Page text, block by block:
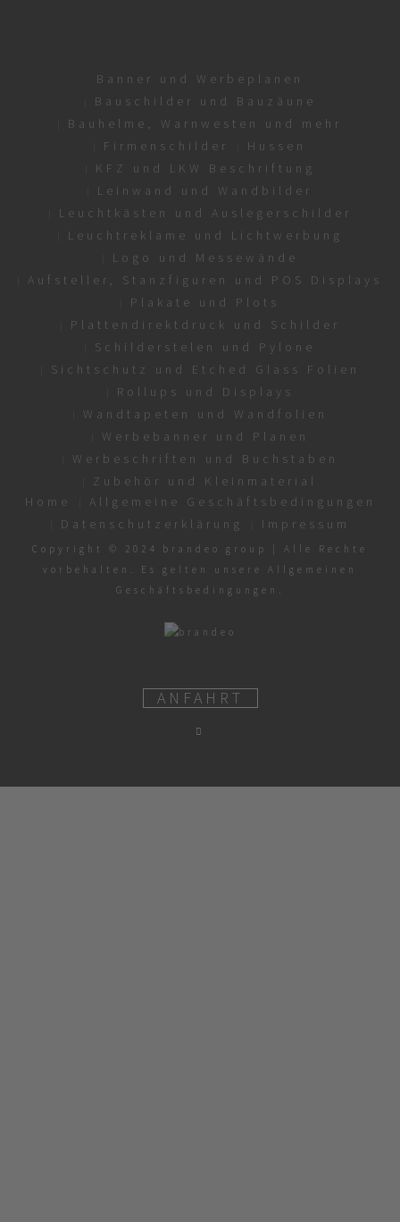
Banner und Werbeplanen
Bauschilder und Bauzäune
Bauhelme, Warnwesten und mehr
Firmenschilder
Hussen
KFZ und LKW Beschriftung
Leinwand und Wandbilder
Leuchtkästen und Auslegerschilder
Leuchtreklame und Lichtwerbung
Logo und Messewände
Aufsteller, Stanzfiguren und POS Displays
Plakate und Plots
Plattendirektdruck und Schilder
Schilderstelen und Pylone
Sichtschutz und Etched Glass Folien
Rollups und Displays
Wandtapeten und Wandfolien
Werbebanner und Planen
Werbeschriften und Buchstaben
Zubehör und Kleinmaterial
Home
Allgemeine Geschäftsbedingungen
Datenschutzerklärung
Impressum
Copyright © 2024 brandeo group | Alle Rechte
vorbehalten. Es gelten unsere Allgemeinen
Geschäftsbedingungen.
ANFAHRT